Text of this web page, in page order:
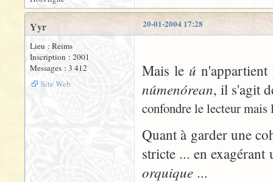
20-01-2004 17:28
Yyr
Lieu : Reims
Inscription : 2001
Messages : 3 412
Site Web
Mais le ú
númenórean, il s'agit
confondre le lecteur
Quant à garder une
stricte ... en
orquique ...